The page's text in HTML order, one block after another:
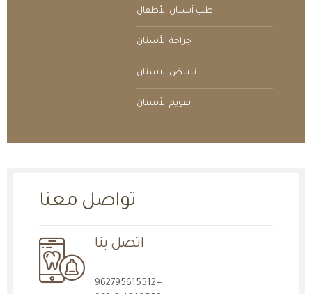
طب أسنان الأطفال
جراحة الأسنان
تبييض الاسنان
تقويم الأسنان
تواصل معنا
اتصل بنا
+962795615512